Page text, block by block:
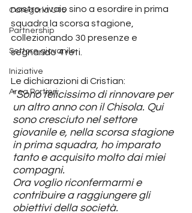
Categoria U15
Partnership
Settore giovanile
Iniziative
Area Portieri
nostro vivaio sino a esordire in prima
squadra la scorsa stagione,
collezionando 30 presenze e
segnando 4 reti.
Le dichiarazioni di Cristian:
"Sono felicissimo di rinnovare per
un altro anno con il Chisola. Qui
sono cresciuto nel settore
giovanile e, nella scorsa stagione
in prima squadra, ho imparato
tanto e acquisito molto dai miei
compagni.
Ora voglio riconfermarmi e
contribuire a raggiungere gli
obiettivi della società.